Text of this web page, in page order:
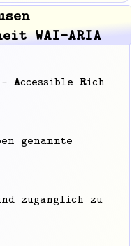
WAI-ARIA
Accessible Rich
genannte
zugänglich zu